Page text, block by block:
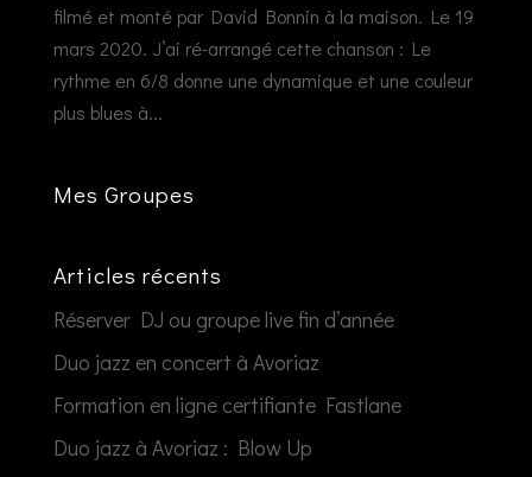
filmé et monté par David Bonnin à la maison. Le 19
mars 2020. J’ai ré-arrangé cette chanson : Le
rythme en 6/8 donne une dynamique et une couleur
plus blues à...
Mes Groupes
Articles récents
Réserver DJ ou groupe live fin d’année
Duo jazz en concert à Avoriaz
Formation en ligne certifiante Fastlane
Duo jazz à Avoriaz : Blow Up